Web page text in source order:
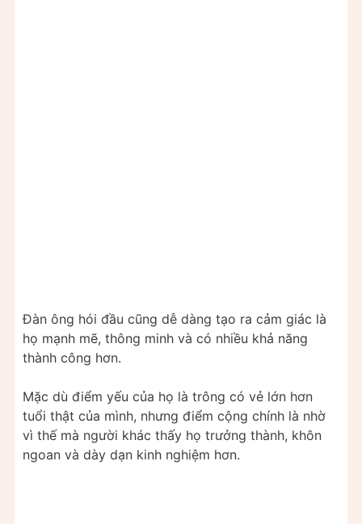
Đàn ông hói đầu cũng dễ dàng tạo ra cảm giác là
họ mạnh mẽ, thông minh và có nhiều khả năng
thành công hơn.
Mặc dù điểm yếu của họ là trông có vẻ lớn hơn
tuổi thật của mình, nhưng điểm cộng chính là nhờ
vì thế mà người khác thấy họ trưởng thành, khôn
ngoan và dày dạn kinh nghiệm hơn.